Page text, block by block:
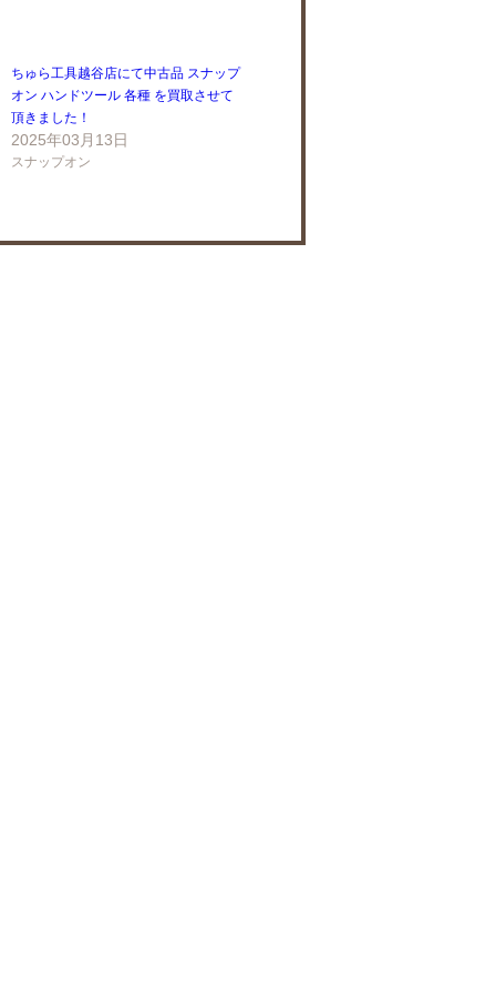
ちゅら工具越谷店にて中古品 スナップ
オン ハンドツール 各種 を買取させて
頂きました！
2025年03月13日
スナップオン